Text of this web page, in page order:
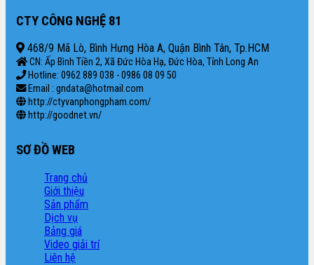
CTY CÔNG NGHỆ 81
468/9 Mã Lò, Bình Hưng Hòa A, Quận Bình Tân, Tp.HCM
CN: Ấp Bình Tiền 2, Xã Đức Hòa Hạ, Đức Hòa, Tỉnh Long An
Hotline: 0962 889 038 - 0986 08 09 50
Email : gndata@hotmail.com
http://ctyvanphongpham.com/
http://goodnet.vn/
SƠ ĐỒ WEB
Trang chủ
Giới thiệu
Sản phẩm
Dịch vụ
Bảng giá
Video giải trí
Liên hệ